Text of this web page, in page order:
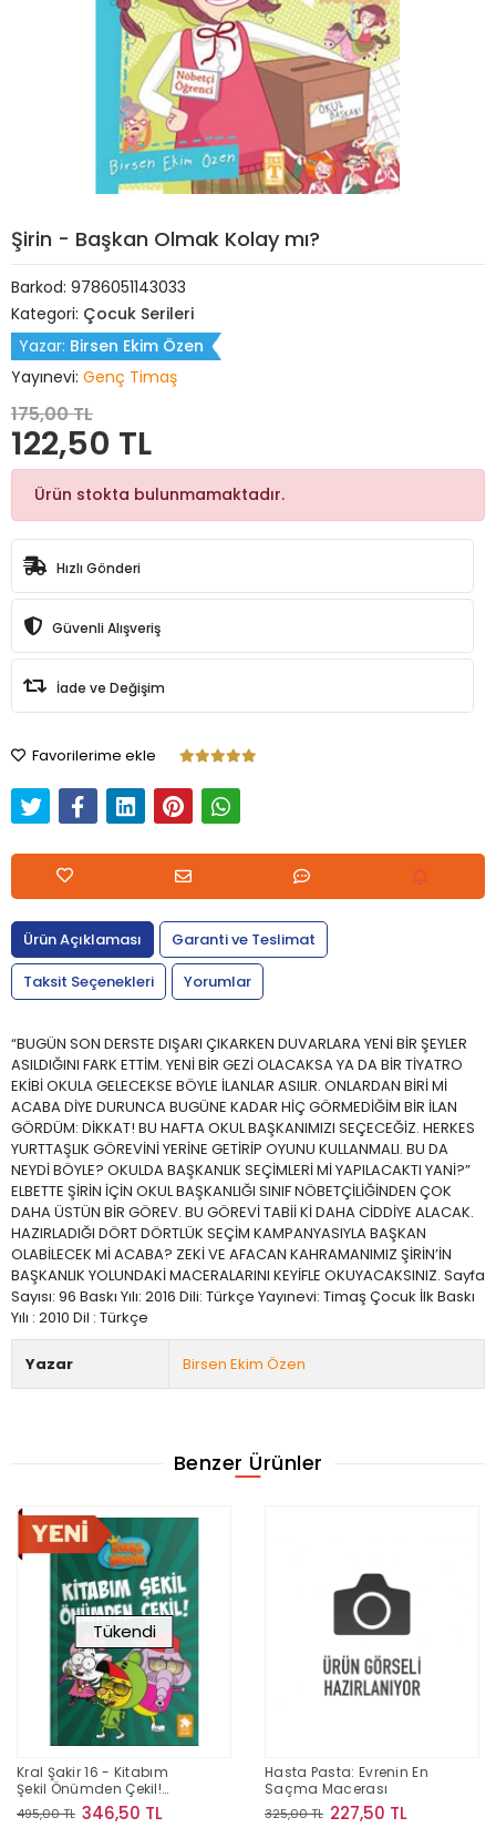
Şirin - Başkan Olmak Kolay mı?
Barkod: 9786051143033
Kategori: Çocuk Serileri
Yazar: Birsen Ekim Özen
Yayınevi: Genç Timaş
175,00 TL
122,50 TL
Ürün stokta bulunmamaktadır.
Hızlı Gönderi
Güvenli Alışveriş
İade ve Değişim
Favorilerime ekle
Ürün Açıklaması
Garanti ve Teslimat
Taksit Seçenekleri
Yorumlar
“BUGÜN SON DERSTE DIŞARI ÇIKARKEN DUVARLARA YENİ BİR ŞEYLER
ASILDIĞINI FARK ETTİM. YENİ BİR GEZİ OLACAKSA YA DA BİR TİYATRO
EKİBİ OKULA GELECEKSE BÖYLE İLANLAR ASILIR. ONLARDAN BİRİ Mİ
ACABA DİYE DURUNCA BUGÜNE KADAR HİÇ GÖRMEDİĞİM BİR İLAN
GÖRDÜM: DİKKAT! BU HAFTA OKUL BAŞKANIMIZI SEÇECEĞİZ. HERKES
YURTTAŞLIK GÖREVİNİ YERİNE GETİRİP OYUNU KULLANMALI. BU DA
NEYDİ BÖYLE? OKULDA BAŞKANLIK SEÇİMLERİ Mİ YAPILACAKTI YANİ?”
ELBETTE ŞİRİN İÇİN OKUL BAŞKANLIĞI SINIF NÖBETÇİLİĞİNDEN ÇOK
DAHA ÜSTÜN BİR GÖREV. BU GÖREVİ TABİİ Kİ DAHA CİDDİYE ALACAK.
HAZIRLADIĞI DÖRT DÖRTLÜK SEÇİM KAMPANYASIYLA BAŞKAN
OLABİLECEK Mİ ACABA? ZEKİ VE AFACAN KAHRAMANIMIZ ŞİRİN’İN
BAŞKANLIK YOLUNDAKİ MACERALARINI KEYİFLE OKUYACAKSINIZ. Sayfa
Sayısı: 96 Baskı Yılı: 2016 Dili: Türkçe Yayınevi: Timaş Çocuk İlk Baskı
Yılı : 2010 Dil : Türkçe
Yazar Birsen Ekim Özen
Benzer Ürünler
Tükendi
Kral Şakir 16 - Kitabım
Şekil Önümden Çekil!
(Ciltli)
495,00 TL 346,50 TL
Hasta Pasta: Evrenin En
Saçma Macerası
325,00 TL 227,50 TL